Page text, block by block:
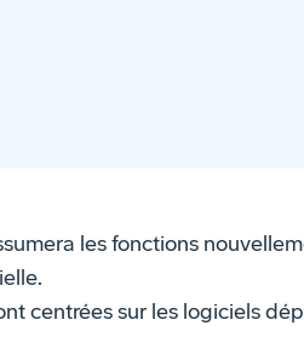
les fonctions
centrées sur les logiciels